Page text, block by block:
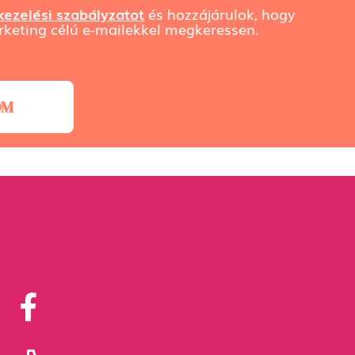
szabályzatot és hozzájárulok, hogy
célú e-mailekkel megkeressen.